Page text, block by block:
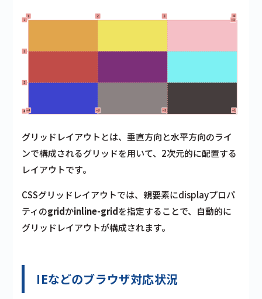
グリッドレイアウトとは、垂直方向と水平方向のライ
ンで構成されるグリッドを用いて、2次元的に配置する
レイアウトです。
CSSグリッドレイアウトでは、親要素にdisplayプロパ
ティのgridかinline-gridを指定することで、自動的に
グリッドレイアウトが構成されます。
IEなどのブラウザ対応状況